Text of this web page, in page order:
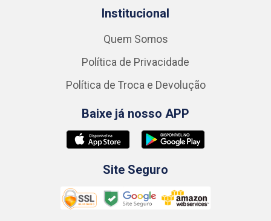
Institucional
Quem Somos
Política de Privacidade
Política de Troca e Devolução
Baixe já nosso APP
Site Seguro